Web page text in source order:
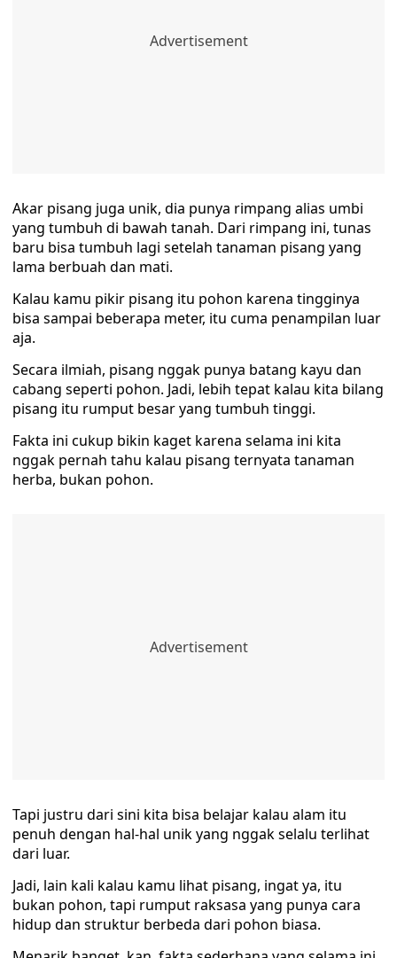
Akar pisang juga unik, dia punya rimpang alias umbi
yang tumbuh di bawah tanah. Dari rimpang ini, tunas
baru bisa tumbuh lagi setelah tanaman pisang yang
lama berbuah dan mati.
Kalau kamu pikir pisang itu pohon karena tingginya
bisa sampai beberapa meter, itu cuma penampilan luar
aja.
Secara ilmiah, pisang nggak punya batang kayu dan
cabang seperti pohon. Jadi, lebih tepat kalau kita bilang
pisang itu rumput besar yang tumbuh tinggi.
Fakta ini cukup bikin kaget karena selama ini kita
nggak pernah tahu kalau pisang ternyata tanaman
herba, bukan pohon.
Tapi justru dari sini kita bisa belajar kalau alam itu
penuh dengan hal-hal unik yang nggak selalu terlihat
dari luar.
Jadi, lain kali kalau kamu lihat pisang, ingat ya, itu
bukan pohon, tapi rumput raksasa yang punya cara
hidup dan struktur berbeda dari pohon biasa.